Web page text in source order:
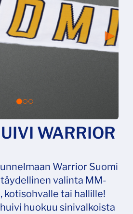
WARRIOR
Warrior Suomi
valinta MM-
kotisohvalle tai hallille!
huokuu sinivalkoista